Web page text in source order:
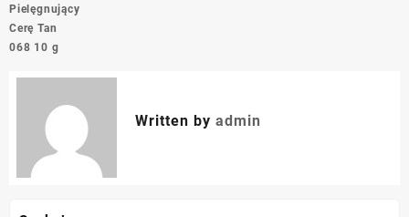
Pielęgnujący
Cerę Tan
068 10 g
Written by admin